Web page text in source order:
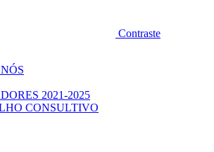
Contraste
2021-2025
CONSULTIVO